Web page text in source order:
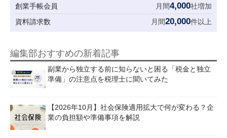
創業手帳会員
月間4,000社増加
資料請求数
月間20,000件以上
編集部おすすめの新着記事
副業から独立する前に知らないと困る「税金と独立
準備」の注意点を税理士に聞いてみた
【2026年10月】社会保険適用拡大で何が変わる？企
業の負担額や準備事項を解説